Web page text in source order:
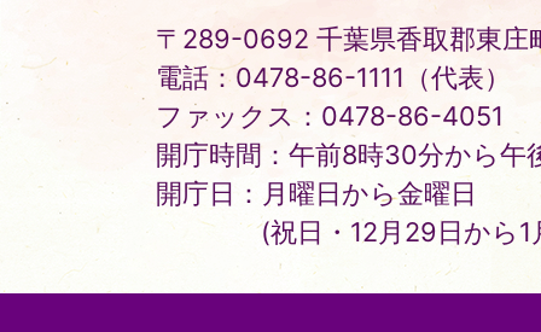
〒289-0692 千葉県香取郡東庄
電話：0478-86-1111（代表）
ファックス：0478-86-4051
開庁時間：午前8時30分から午
開庁日：月曜日から金曜日
(祝日・12月29日から